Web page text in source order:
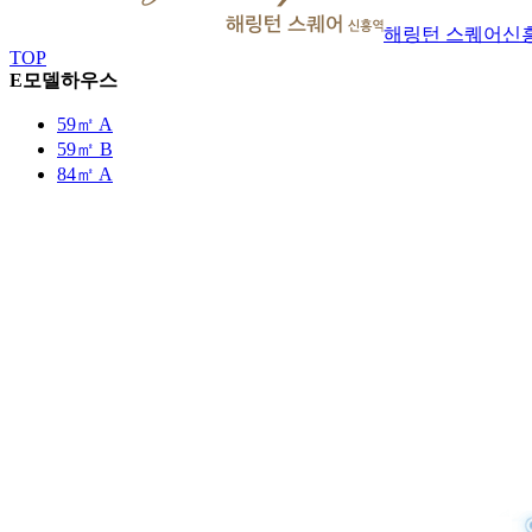
해링턴 스퀘어 신
TOP
E모델하우스
59㎡ A
59㎡ B
84㎡ A